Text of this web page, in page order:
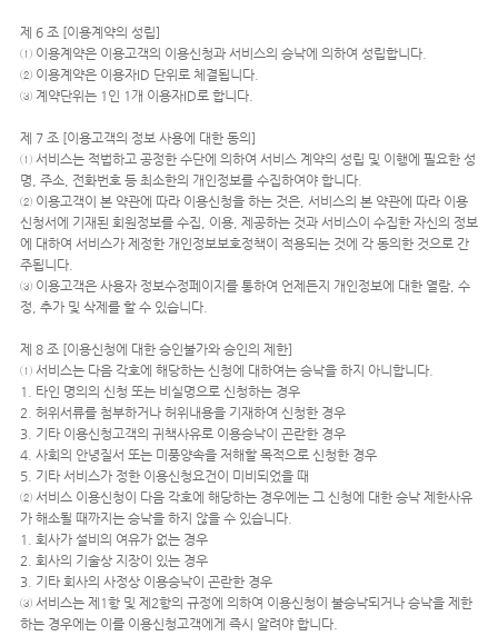
제 6 조 [이용계약의 성립]
① 이용계약은 이용고객의 이용신청과 서비스의 승낙에 의하여 성립합니다.
② 이용계약은 이용자ID 단위로 체결됩니다.
③ 계약단위는 1인 1개 이용자ID로 합니다.
제 7 조 [이용고객의 정보 사용에 대한 동의]
① 서비스는 적법하고 공정한 수단에 의하여 서비스 계약의 성립 및 이행에 필요한 성
명, 주소, 전화번호 등 최소한의 개인정보를 수집하여야 합니다.
② 이용고객이 본 약관에 따라 이용신청을 하는 것은, 서비스의 본 약관에 따라 이용
신청서에 기재된 회원정보를 수집, 이용, 제공하는 것과 서비스이 수집한 자신의 정보
에 대하여 서비스가 제정한 개인정보보호정책이 적용되는 것에 각 동의한 것으로 간
주됩니다.
③ 이용고객은 사용자 정보수정페이지를 통하여 언제든지 개인정보에 대한 열람, 수
정, 추가 및 삭제를 할 수 있습니다.
제 8 조 [이용신청에 대한 승인불가와 승인의 제한]
① 서비스는 다음 각호에 해당하는 신청에 대하여는 승낙을 하지 아니합니다.
1. 타인 명의의 신청 또는 비실명으로 신청하는 경우
2. 허위서류를 첨부하거나 허위내용을 기재하여 신청한 경우
3. 기타 이용신청고객의 귀책사유로 이용승낙이 곤란한 경우
4. 사회의 안녕질서 또는 미풍양속을 저해할 목적으로 신청한 경우
5. 기타 서비스가 정한 이용신청요건이 미비되었을 때
② 서비스 이용신청이 다음 각호에 해당하는 경우에는 그 신청에 대한 승낙 제한사유
가 해소될 때까지는 승낙을 하지 않을 수 있습니다.
1. 회사가 설비의 여유가 없는 경우
2. 회사의 기술상 지장이 있는 경우
3. 기타 회사의 사정상 이용승낙이 곤란한 경우
③ 서비스는 제1항 및 제2항의 규정에 의하여 이용신청이 불승낙되거나 승낙을 제한
하는 경우에는 이를 이용신청고객에게 즉시 알려야 합니다.